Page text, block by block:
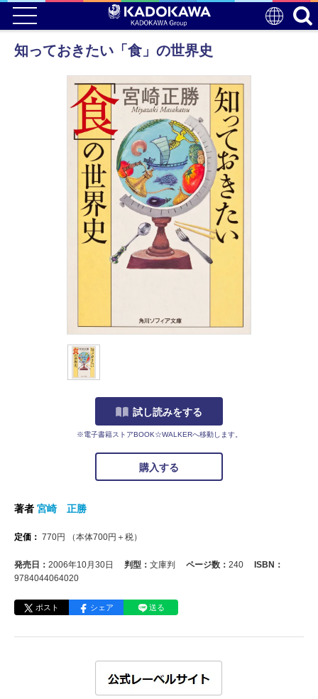
知っておきたい「食」の世界史
試し読みをする
※電子書籍ストアBOOK☆WALKERへ移動します。
購入する
著者 宮崎 正勝
定価： 770円 （本体700円＋税）
発売日： 2006年10月30日 判型： 文庫判 ページ数： 240
ISBN：
9784044064020
ポスト シェア 送る